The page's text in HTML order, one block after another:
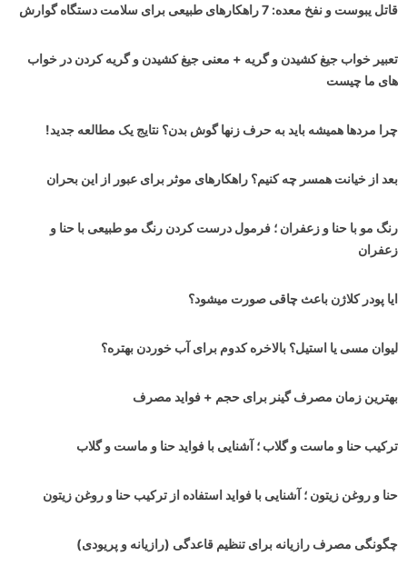
قاتل یبوست و نفخ معده: 7 راهکارهای طبیعی برای سلامت دستگاه گوارش
تعبیر خواب جیغ کشیدن و گریه + معنی جیغ کشیدن و گریه کردن در خواب
های ما چیست
چرا مردها همیشه باید به حرف زنها گوش بدن؟ نتایج یک مطالعه جدید!
بعد از خیانت همسر چه کنیم؟ راهکارهای موثر برای عبور از این بحران
رنگ مو با حنا و زعفران ؛ فرمول درست کردن رنگ مو طبیعی با حنا و
زعفران
ایا پودر کلاژن باعث چاقی صورت میشود؟
لیوان مسی یا استیل؟ بالاخره کدوم برای آب خوردن بهتره؟
بهترین زمان مصرف گینر برای حجم + فواید مصرف
ترکیب حنا و ماست و گلاب ؛ آشنایی با فواید حنا و ماست و گلاب
حنا و روغن زیتون ؛ آشنایی با فواید استفاده از ترکیب حنا و روغن زیتون
چگونگی مصرف رازیانه برای تنظیم قاعدگی (رازیانه و پریودی)